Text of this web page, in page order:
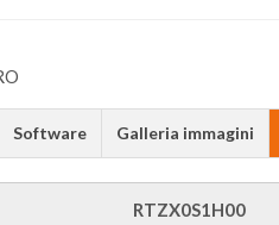
Software Galleria immagini
RTZX0S1H00